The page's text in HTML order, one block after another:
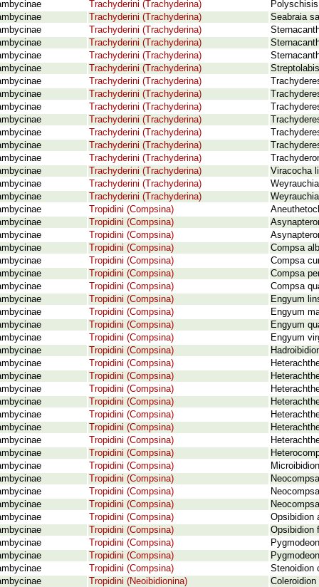
Trachyderini (Trachyderina)
Trachyderini (Trachyderina)
Seabraia
Trachyderini (Trachyderina)
Trachyderini (Trachyderina)
Trachyderini (Trachyderina)
Trachyderini (Trachyderina)
Trachyderini (Trachyderina)
Trachyderini (Trachyderina)
Trachyderini (Trachyderina)
Trachyderini (Trachyderina)
Trachyderini (Trachyderina)
Trachyderini (Trachyderina)
Trachyderini (Trachyderina)
Trachyderini (Trachyderina)
Viracocha
Trachyderini (Trachyderina)
Trachyderini (Trachyderina)
Tropidini (Compsina)
Tropidini (Compsina)
Tropidini (Compsina)
Tropidini (Compsina)
Compsa
Tropidini (Compsina)
Compsa
Tropidini (Compsina)
Compsa
Tropidini (Compsina)
Compsa
Tropidini (Compsina)
Engyum
Tropidini (Compsina)
Engyum
Tropidini (Compsina)
Engyum
Tropidini (Compsina)
Engyum
Tropidini (Compsina)
Tropidini (Compsina)
Tropidini (Compsina)
Tropidini (Compsina)
Tropidini (Compsina)
Tropidini (Compsina)
Tropidini (Compsina)
Tropidini (Compsina)
Tropidini (Compsina)
Tropidini (Compsina)
Tropidini (Compsina)
Tropidini (Compsina)
Tropidini (Compsina)
Tropidini (Compsina)
Opsibidion
Tropidini (Compsina)
Opsibidion
Tropidini (Compsina)
Tropidini (Compsina)
Tropidini (Compsina)
Stenoidion
Tropidini (Neoibidionina)